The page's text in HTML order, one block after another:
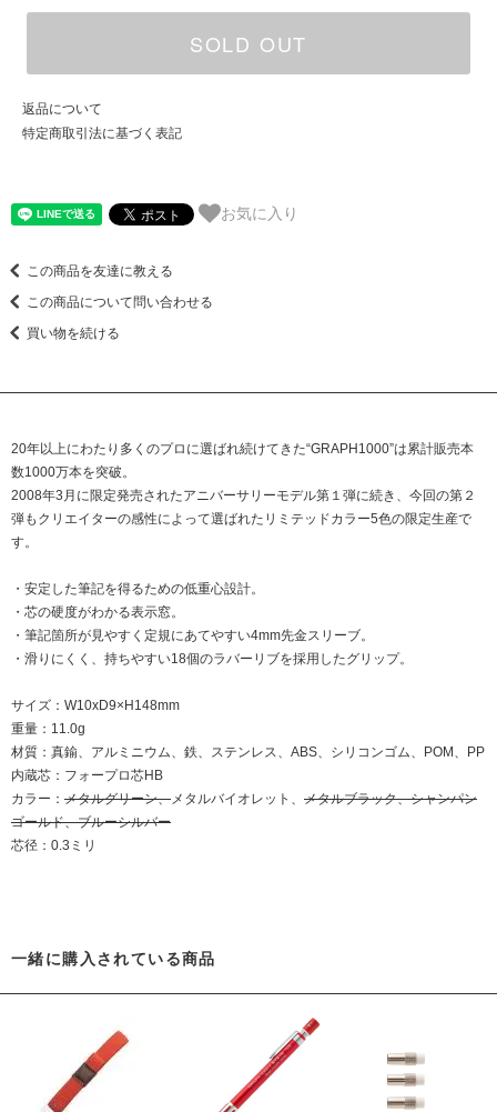
SOLD OUT
返品について
特定商取引法に基づく表記
お気に入り
この商品を友達に教える
この商品について問い合わせる
買い物を続ける
20年以上にわたり多くのプロに選ばれ続けてきた“GRAPH1000”は累計販売本
数1000万本を突破。
2008年3月に限定発売されたアニバーサリーモデル第１弾に続き、今回の第２
弾もクリエイターの感性によって選ばれたリミテッドカラー5色の限定生産で
す。
・安定した筆記を得るための低重心設計。
・芯の硬度がわかる表示窓。
・筆記箇所が見やすく定規にあてやすい4mm先金スリーブ。
・滑りにくく、持ちやすい18個のラバーリブを採用したグリップ。
サイズ：W10xD9×H148mm
重量：11.0g
材質：真鍮、アルミニウム、鉄、ステンレス、ABS、シリコンゴム、POM、PP
内蔵芯：フォープロ芯HB
カラー： メタルグリーン、メタルバイオレット、 メタルブラック、シャンパン
ゴールド、ブルーシルバー
芯径：0.3ミリ
一緒に購入されている商品